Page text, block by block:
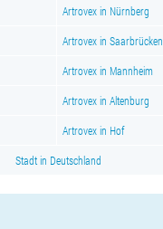
Artrovex in Nürnberg
Artrovex in Saarbrücken
Artrovex in Mannheim
Artrovex in Altenburg
Artrovex in Hof
Stadt in Deutschland